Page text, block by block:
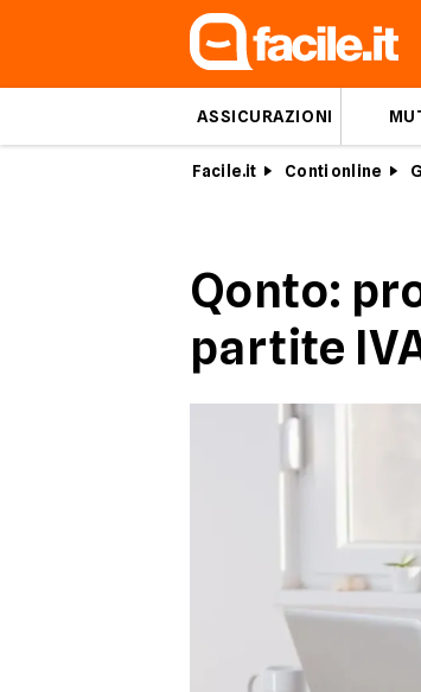
ASSICURAZIONI
Facile.it Conti online
Qonto:
partite